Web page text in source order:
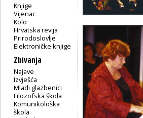
Knjige
Vijenac
Kolo
Hrvatska revija
Prirodoslovlje
Elektroničke knjige
Zbivanja
Najave
Izvješća
Mladi glazbenici
Filozofska škola
Komunikološka
škola